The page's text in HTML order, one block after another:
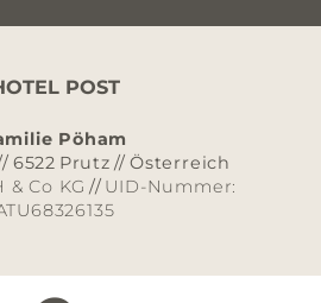
POST
Pöham
6522 Prutz // Österreich
Co KG // UID-Nummer: